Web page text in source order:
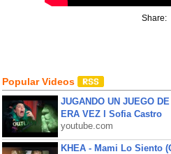
Share:
Popular Videos
JUGANDO UN JUEGO
ERA VEZ l Sofia Castro
youtube.com
KHEA - Mami Lo Siento